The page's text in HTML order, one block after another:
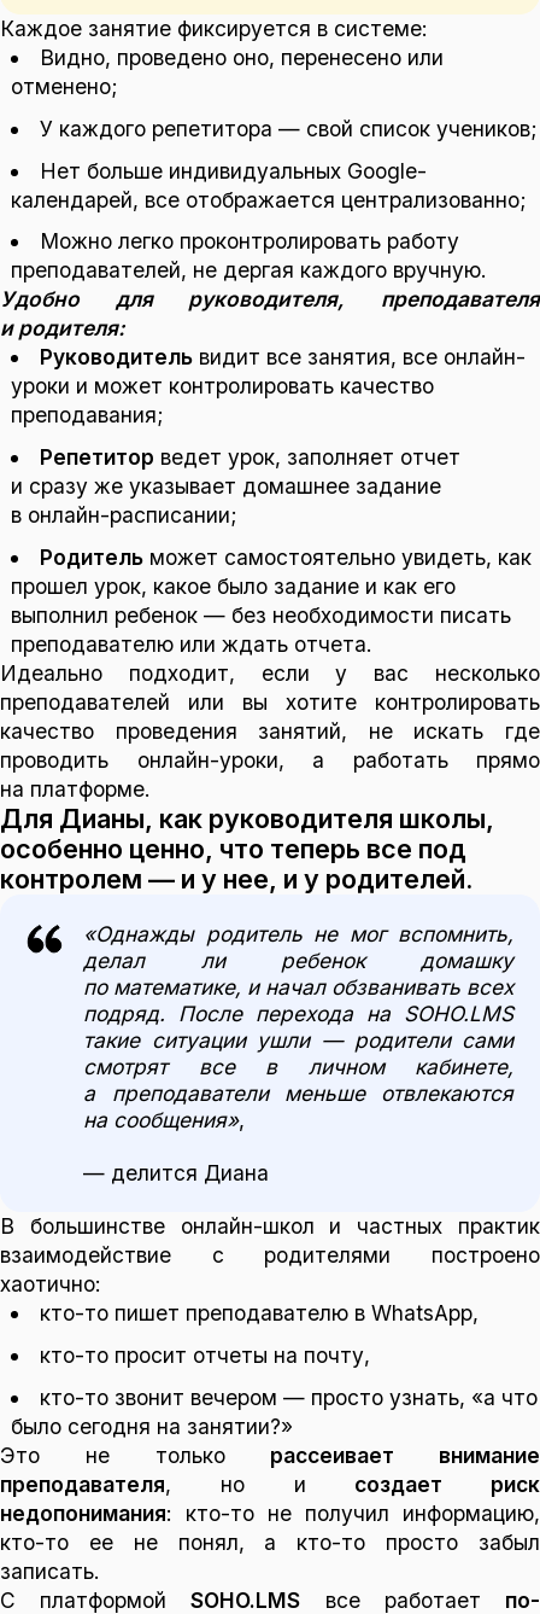
Каждое занятие фиксируется в системе:
Видно, проведено оно, перенесено или
отменено;
У каждого репетитора — свой список учеников;
Нет больше индивидуальных Google-
календарей, все отображается централизованно;
Можно легко проконтролировать работу
преподавателей, не дергая каждого вручную.
Удобно для руководителя, преподавателя
и родителя:
Руководительвидит все занятия, все онлайн-
уроки и может контролировать качество
преподавания;
Репетитор ведет урок, заполняет отчет
и сразу же указывает домашнее задание
в онлайн-расписании;
Родительможет самостоятельно увидеть, как
прошел урок, какое было задание и как его
выполнил ребенок — без необходимости писать
преподавателю или ждать отчета.
Идеально подходит, если у вас несколько
преподавателей или вы хотите контролировать
качество проведения занятий, не искать где
проводить онлайн-уроки, а работать прямо
на платформе.
Для Дианы, как руководителя школы,
особенно ценно, что теперь все под
контролем — и у нее, и у родителей.
«Однажды родитель не мог вспомнить,
делал ли ребенок домашку
по математике, и начал обзванивать всех
подряд. После перехода на SOHO.LMS
такие ситуации ушли — родители сами
смотрят все в личном кабинете,
а преподаватели меньше отвлекаются
на сообщения»,
— делится Диана
В большинстве онлайн-школ и частных практик
взаимодействие с родителями построено
хаотично:
кто-то пишет преподавателю в WhatsApp,
кто-то просит отчеты на почту,
кто-то звонит вечером — просто узнать, «а что
было сегодня на занятии?»
Это не только рассеивает внимание
преподавателя, но и создает риск
недопонимания: кто-то не получил информацию,
кто-то ее не понял, а кто-то просто забыл
записать.
С платформойSOHO.LMS все работает по-